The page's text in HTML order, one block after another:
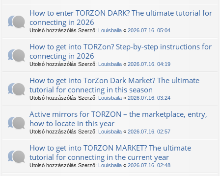
How to enter TORZON DARK? The ultimate tutorial for
connecting in 2026
Utolsó hozzászólás Szerző: Louisbaila « 2026.07.16. 05:04
How to get into TORZon? Step-by-step instructions for
connecting in 2026
Utolsó hozzászólás Szerző: Louisbaila « 2026.07.16. 04:19
How to get into TorZon Dark Market? The ultimate
tutorial for connecting in this season
Utolsó hozzászólás Szerző: Louisbaila « 2026.07.16. 03:24
Active mirrors for ТОRZON – the marketplace, entry,
how to locate in this year
Utolsó hozzászólás Szerző: Louisbaila « 2026.07.16. 02:57
How to get into TORZON MARKET? The ultimate
tutorial for connecting in the current year
Utolsó hozzászólás Szerző: Louisbaila « 2026.07.16. 02:48